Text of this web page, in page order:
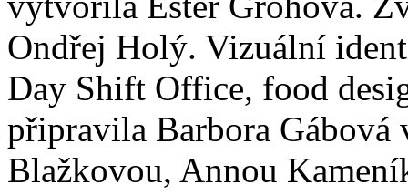
Ondřej Holý. Vizuální
Day Shift Office, food
připravila Barbora Gábová
Blažkovou, Annou